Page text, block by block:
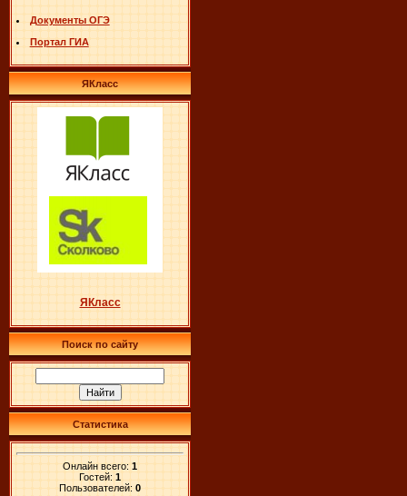
Документы ОГЭ
Портал ГИА
ЯКласс
ЯКласс
Поиск по сайту
Статистика
Онлайн всего: 1
Гостей: 1
Пользователей: 0